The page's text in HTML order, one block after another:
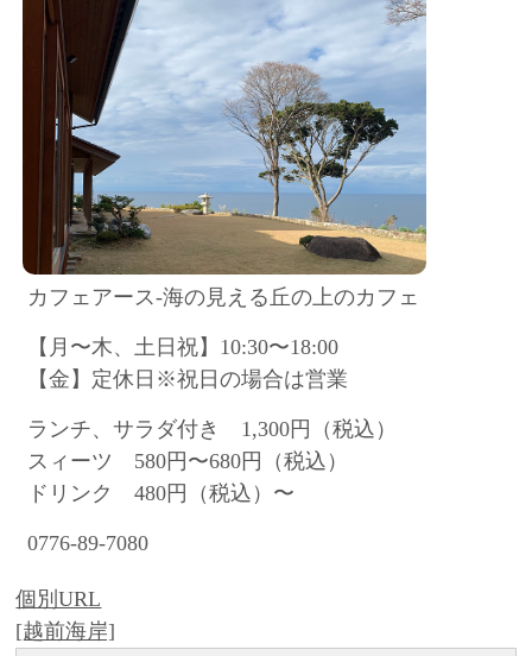
カフェアース-海の見える丘の上のカフェ
【月〜木、土日祝】10:30〜18:00
【金】定休日※祝日の場合は営業
ランチ、サラダ付き 1,300円（税込）
スィーツ 580円〜680円（税込）
ドリンク 480円（税込）〜
0776-89-7080
個別URL
[越前海岸]